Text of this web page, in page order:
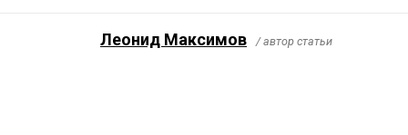
Леонид Максимов / автор статьи